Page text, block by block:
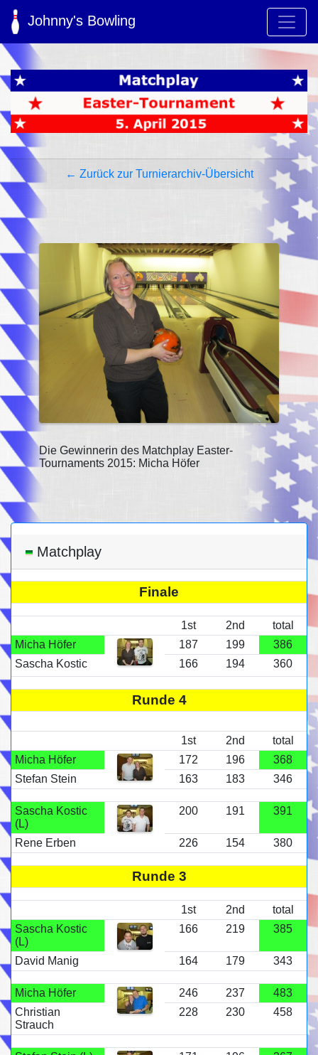
Johnny's Bowling
← Zurück zur Turnierarchiv-Übersicht
Die Gewinnerin des Matchplay Easter-
Tournaments 2015: Micha Höfer
Matchplay
Finale
1st 2nd
total
Micha Höfer
187 199
386
Sascha Kostic
166 194 360
Runde 4
1st 2nd
total
Micha Höfer
172 196
368
Stefan Stein
163 183 346
Sascha Kostic
(L)
200 191 391
Rene Erben 226 154 380
Runde 3
1st 2nd
total
Sascha Kostic
(L)
166 219 385
David Manig 164 179 343
Micha Höfer 246 237
483
Christian
Strauch
228 230 458